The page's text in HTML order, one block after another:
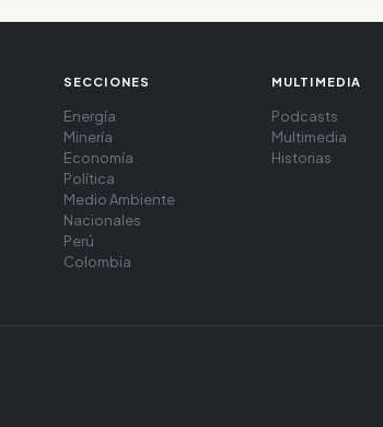
SECCIONES
Energía
Minería
Economía
Política
Medio Ambiente
Nacionales
Perú
Colombia
MULTIMEDIA
Podcasts
Multimedia
Historias